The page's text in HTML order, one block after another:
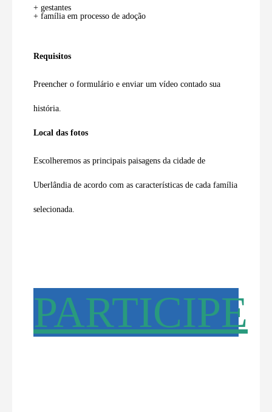
+ gestantes
+ família em processo de adoção
Requisitos
Preencher o formulário e enviar um vídeo contado sua
história.
Local das fotos
Escolheremos as principais paisagens da cidade de
Uberlândia de acordo com as características de cada família
selecionada.
PARTICIPE